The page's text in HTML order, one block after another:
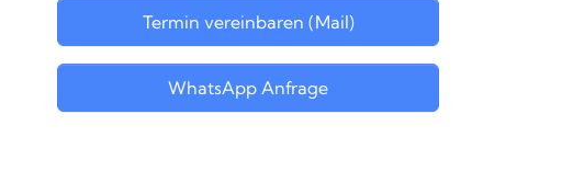
Termin vereinbaren (Mail)
WhatsApp Anfrage